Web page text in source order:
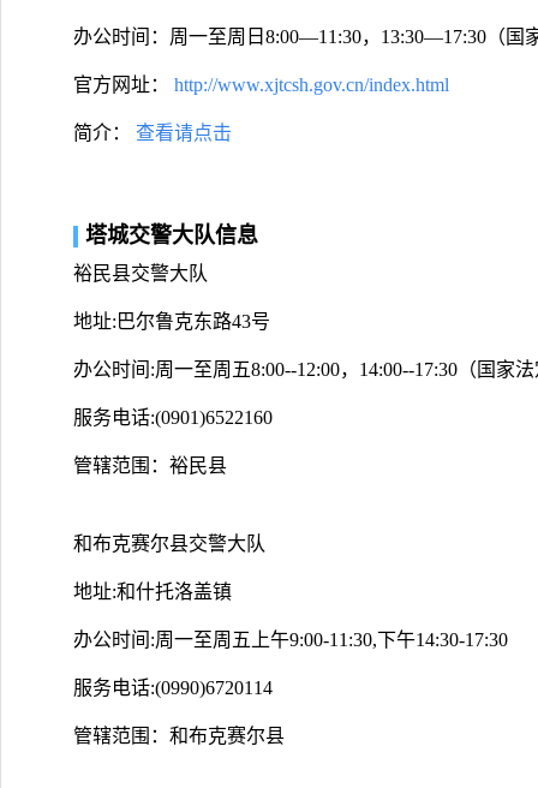
办公时间：周一至周日8:00—11:30，13:30—17:30（国
官方网址： http://www.xjtcsh.gov.cn/index.html
简介： 查看请点击
塔城交警大队信息
裕民县交警大队
地址:巴尔鲁克东路43号
办公时间:周一至周五8:00--12:00，14:00--17:30（国家
服务电话:(0901)6522160
管辖范围：裕民县
和布克赛尔县交警大队
地址:和什托洛盖镇
办公时间:周一至周五上午9:00-11:30,下午14:30-17:30
服务电话:(0990)6720114
管辖范围：和布克赛尔县